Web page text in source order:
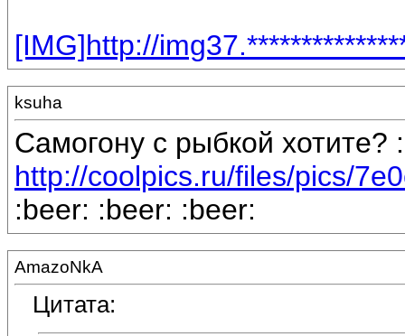
[IMG]http://
ksuha
Самогону с рыбкой хотите?
http://coolpics.ru/files/pics/
:beer: :beer: :beer:
AmazoNkA
Цитата: